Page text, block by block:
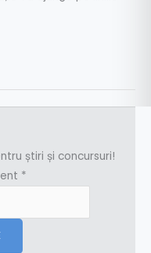
știri și concursuri!
*